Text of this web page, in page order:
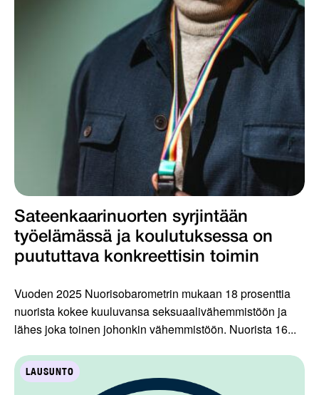
Sateenkaarinuorten syrjintään
työelämässä ja koulutuksessa on
puututtava konkreettisin toimin
Vuoden 2025 Nuorisobarometrin mukaan 18 prosenttia
nuorista kokee kuuluvansa seksuaalivähemmistöön ja
lähes joka toinen johonkin vähemmistöön. Nuorista 16...
LAUSUNTO